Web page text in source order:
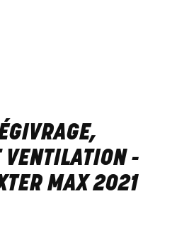
VENTILATION -
MAX 2021